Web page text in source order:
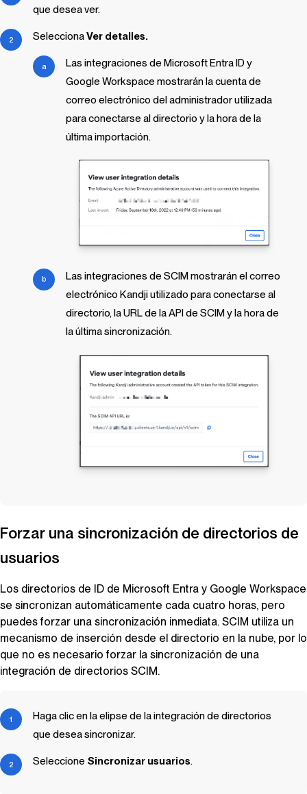
que desea ver.
SeleccionaVer detalles.
Las integraciones de Microsoft Entra ID y
Google Workspace mostrarán la cuenta de
correo electrónico del administrador utilizada
para conectarse al directorio y la hora de la
última importación.
Las integraciones de SCIM mostrarán el correo
electrónico Kandjiutilizado para conectarse al
directorio, la URL de la API de SCIM y la hora de
la última sincronización.
Forzar una sincronización de directorios de
usuarios
Los directorios de ID de Microsoft Entra y Google Workspace
se sincronizan automáticamente cada cuatro horas, pero
puedes forzar una sincronización inmediata. SCIM utiliza un
mecanismo de inserción desde el directorio en la nube, por lo
que no es necesario forzar la sincronización de una
integración de directorios SCIM.
Haga clic en la elipse de la integración de directorios
que desea sincronizar.
Seleccione Sincronizar usuarios.